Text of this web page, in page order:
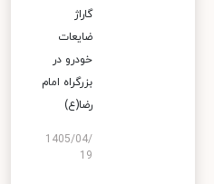
گاراژ
ضایعات
خودرو در
بزرگراه امام
رضا(ع)
1405/04/
19